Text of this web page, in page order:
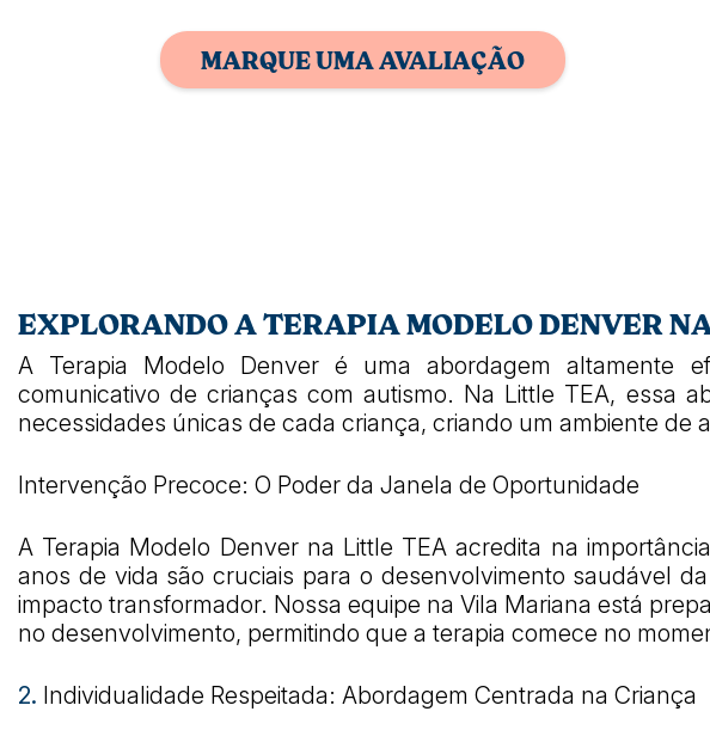
MARQUE UMA AVALIAÇÃO
EXPLORANDO A TERAPIA MODELO DENVER
A Terapia Modelo Denver é uma abordagem altamente
comunicativo de crianças com autismo. Na Little TEA, essa
necessidades únicas de cada criança, criando um ambiente de
Intervenção Precoce: O Poder da Janela de Oportunidade
A Terapia Modelo Denver na Little TEA acredita na
anos de vida são cruciais para o desenvolvimento saudável
impacto transformador. Nossa equipe na Vila Mariana está
no desenvolvimento, permitindo que a terapia comece no
2. Individualidade Respeitada: Abordagem Centrada na Criança